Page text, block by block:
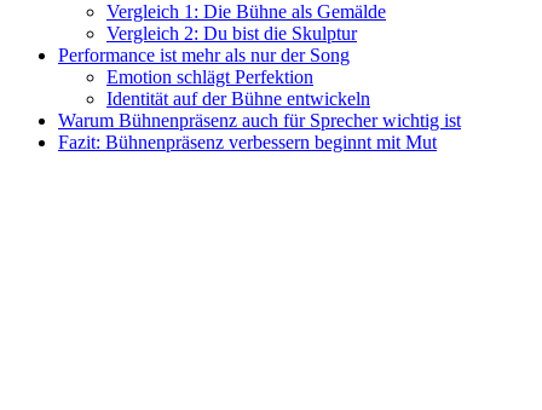
Vergleich 1: Die Bühne als Gemälde
Vergleich 2: Du bist die Skulptur
Performance ist mehr als nur der Song
Emotion schlägt Perfektion
Identität auf der Bühne entwickeln
Warum Bühnenpräsenz auch für Sprecher wichtig ist
Fazit: Bühnenpräsenz verbessern beginnt mit Mut